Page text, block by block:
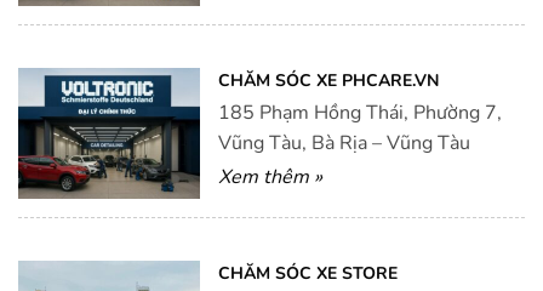
CHĂM SÓC XE PHCARE.VN
185 Phạm Hồng Thái, Phường 7,
Vũng Tàu, Bà Rịa – Vũng Tàu
Xem thêm »
CHĂM SÓC XE STORE